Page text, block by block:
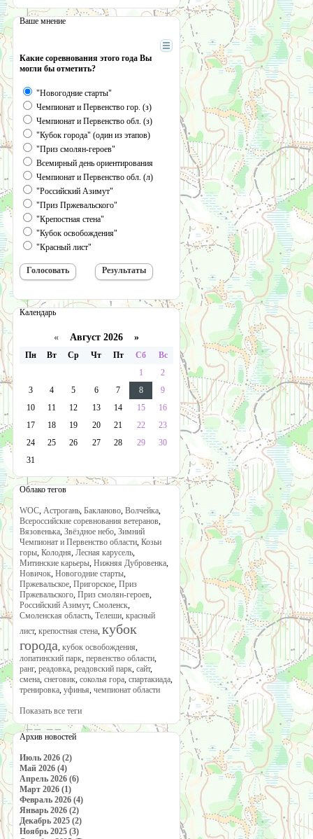
Ваше мнение
Какие соревнования этого года Вы
могли бы отметить?
"Новогодние старты"
Чемпионат и Первенство гор. (з)
Чемпионат и Первенство обл. (з)
"Кубок города" (один из этапов)
"Приз смолян-героев"
Всемирный день ориентирования
Чемпионат и Первенство обл. (л)
"Российский Азимут"
"Приз Пржевальского"
"Крепостная стена"
"Кубок освобождения"
"Красный лист"
Календарь
« Август 2026 »
Пн Вт Ср Чт Пт Сб
Вс
1
2
3
4 5 6 7 8
9
10
11 12 13 14 15
16
17
18 19 20 21 22
23
24
25 26 27 28 29
30
31
Облако тегов
WOC, Астрогань, Бакланово, Волчейка,
Всероссийские соревнования ветеранов,
Вязовенька, Звёздное небо, Зимний
Чемпионат и Первенство области, Козьи
горы, Колодня, Лесная карусель,
Митинские карьеры, Нижняя Дубровенка,
Новичок, Новогодние старты,
Пржевальское, Пригорское, Приз
Пржевальского, Приз смолян-героев,
Российский Азимут, Смоленск,
Смоленская область, Телеши, красный
лист, крепостная стена, кубок
города, кубок освобождения,
лопатинский парк, первенство области,
ранг, реадовка, реадовский парк, сайт,
смена, снеговик, соколья гора, спартакиада,
тренировка, уфинья, чемпионат области
Показать все теги
Архив новостей
Июль 2026 (2)
Май 2026 (4)
Апрель 2026 (6)
Март 2026 (1)
Февраль 2026 (4)
Январь 2026 (2)
Декабрь 2025 (2)
Ноябрь 2025 (3)